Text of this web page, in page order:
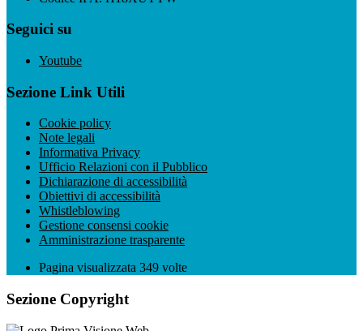
Seguici su
Youtube
Sezione Link Utili
Cookie policy
Note legali
Informativa Privacy
Ufficio Relazioni con il Pubblico
Dichiarazione di accessibilità
Obiettivi di accessibilità
Whistleblowing
Gestione consensi cookie
Amministrazione trasparente
Pagina visualizzata 349 volte
Sezione Copyright